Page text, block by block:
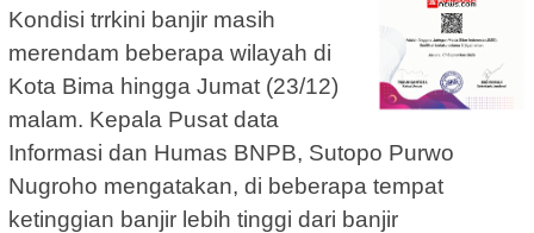
Kondisi trrkini banjir masih
merendam beberapa wilayah di
Kota Bima hingga Jumat (23/12)
malam. Kepala Pusat data
Informasi dan Humas BNPB, Sutopo Purwo
Nugroho mengatakan, di beberapa tempat
ketinggian banjir lebih tinggi dari banjir